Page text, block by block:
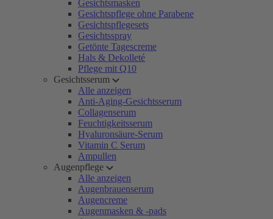
Gesichtsmasken
Gesichtspflege ohne Parabene
Gesichtspflegesets
Gesichtsspray
Getönte Tagescreme
Hals & Dekolleté
Pflege mit Q10
Gesichtsserum
Alle anzeigen
Anti-Aging-Gesichtsserum
Collagenserum
Feuchtigkeitsserum
Hyaluronsäure-Serum
Vitamin C Serum
Ampullen
Augenpflege
Alle anzeigen
Augenbrauenserum
Augencreme
Augenmasken & -pads